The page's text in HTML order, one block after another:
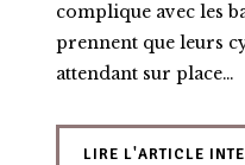
complique avec les
prennent que leurs
attendant sur place…
LIRE L'ARTICLE